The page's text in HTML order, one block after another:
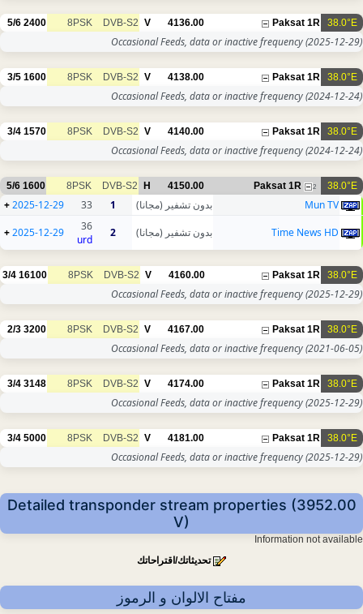
38.0°E
Paksat 1R
4136.00
V
DVB-S2
8PSK
2400
5/6
Occasional Feeds, data or inactive frequency(2025-12-29)
38.0°E
Paksat 1R
4138.00
V
DVB-S2
8PSK
1600
3/5
Occasional Feeds, data or inactive frequency(2024-12-24)
38.0°E
Paksat 1R
4140.00
V
DVB-S2
8PSK
1570
3/4
Occasional Feeds, data or inactive frequency(2024-12-24)
38.0°E
Paksat 1R 2
4150.00
H
DVB-S2
8PSK
1600
5/6
Mun TV بدون تشفير (مجانا) 1
33
2025-12-29
+
Time News HD
بدون تشفير (مجانا) 2
36
urd
2025-12-29
+
38.0°E
Paksat 1R
4160.00
V
DVB-S2
8PSK
16100
3/4
Occasional Feeds, data or inactive frequency(2025-12-29)
38.0°E
Paksat 1R
4167.00
V
DVB-S2
8PSK
3200
2/3
Occasional Feeds, data or inactive frequency(2021-06-05)
38.0°E
Paksat 1R
4174.00
V
DVB-S2
8PSK
3148
3/4
Occasional Feeds, data or inactive frequency(2025-12-29)
38.0°E
Paksat 1R
4181.00
V
DVB-S2
8PSK
5000
3/4
Occasional Feeds, data or inactive frequency(2025-12-29)
Detailed transponder stream properties (3952.00
V)
Information not available
تحديثاتك/اقتراحاتك
مفتاح الالوان و الرموز